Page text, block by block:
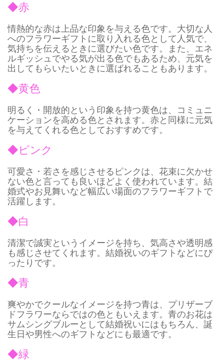
◆赤
情熱的な赤は上品な印象を与える色です。大切な人
へのフラワーギフトに取り入れる色として人気で、
気持ちを伝えるときに選びたい色です。また、エネ
ルギッシュでやる気が出る色でもあるため、元気を
出してもらいたいときに選ばれることもあります。
◆黄色
明るく・開放的という印象を持つ黄色は、コミュニ
ケーションを高める色とされます。赤と同様に元気
を与えてくれる色としておすすめです。
◆ピンク
可愛さ・若さを感じさせるピンクは、花束に欠かせ
ない色と言っても良いほどよく使われています。結
婚式やお見舞いなど幅広い場面のフラワーギフトで
活躍します。
◆白
清潔で誠実というイメージを持ち、気高さや透明感
も感じさせてくれます。結婚祝いのギフトなどにぴ
ったりです。
◆青
爽やかでクールなイメージを持つ青は、プリザーブ
ドフラワーならではの色ともいえます。青のお花は
サムシングブルーとして結婚祝いにはもちろん、誕
生日や男性へのギフトなどにも最適です。
◆緑